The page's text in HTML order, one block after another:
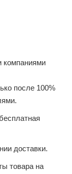
компаниями
после 100%
доставки.
товара на